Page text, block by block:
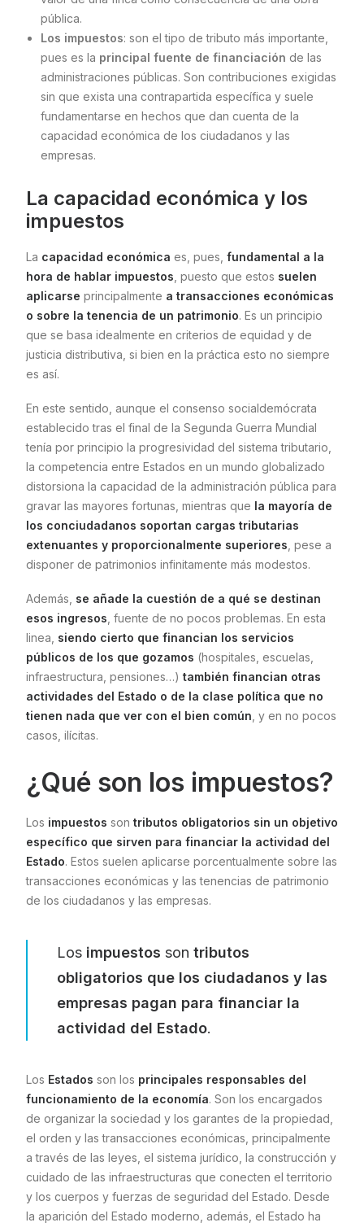
pública.
Los impuestos: son el tipo de tributo más importante,
pues es la principal fuente de financiación de las
administraciones públicas. Son contribuciones exigidas
sin que exista una contrapartida específica y suele
fundamentarse en hechos que dan cuenta de la
capacidad económica de los ciudadanos y las
empresas.
La capacidad económica y los
impuestos
La capacidad económica es, pues, fundamental a la
hora de hablar impuestos , puesto que estos suelen
aplicarse principalmente a transacciones económicas
o sobre la tenencia de un patrimonio. Es un principio
que se basa idealmente en criterios de equidad y de
justicia distributiva, si bien en la práctica esto no siempre
es así.
En este sentido, aunque el consenso socialdemócrata
establecido tras el final de la Segunda Guerra Mundial
tenía por principio la progresividad del sistema tributario,
la competencia entre Estados en un mundo globalizado
distorsiona la capacidad de la administración pública para
gravar las mayores fortunas, mientras que la mayoría de
los conciudadanos soportan cargas tributarias
extenuantes y proporcionalmente superiores , pese a
disponer de patrimonios infinitamente más modestos.
Además, se añade la cuestión de a qué se destinan
esos ingresos , fuente de no pocos problemas. En esta
linea, siendo cierto que financian los servicios
públicos de los que gozamos (hospitales, escuelas,
infraestructura, pensiones…) también financian otras
actividades del Estado o de la clase política que no
tienen nada que ver con el bien común , y en no pocos
casos, ilícitas.
¿Qué son los impuestos?
Los impuestos son tributos obligatorios sin un objetivo
específico que sirven para financiar la actividad del
Estado. Estos suelen aplicarse porcentualmente sobre las
transacciones económicas y las tenencias de patrimonio
de los ciudadanos y las empresas.
Los impuestos son tributos
obligatorios que los ciudadanos y las
empresas pagan para financiar la
actividad del Estado.
Los Estados son los principales responsables del
funcionamiento de la economía. Son los encargados
de organizar la sociedad y los garantes de la propiedad,
el orden y las transacciones económicas, principalmente
a través de las leyes, el sistema jurídico, la construcción y
cuidado de las infraestructuras que conecten el territorio
y los cuerpos y fuerzas de seguridad del Estado. Desde
la aparición del Estado moderno, además, el Estado ha